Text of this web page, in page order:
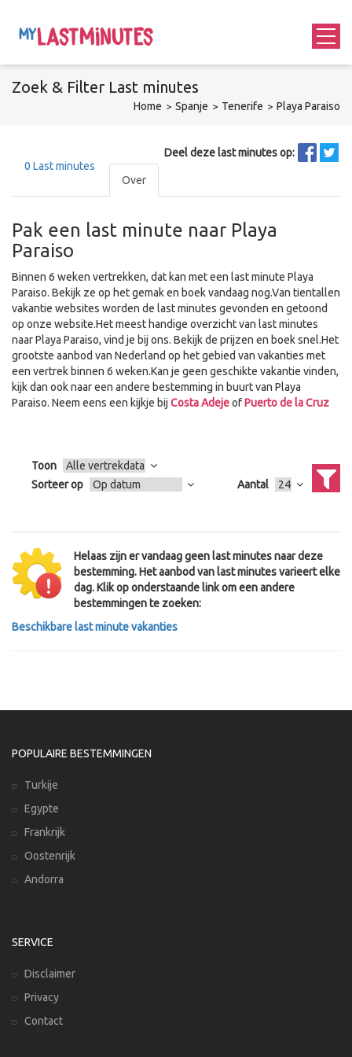
Zoek & Filter Last minutes
Home Spanje Tenerife Playa Paraiso
Deel deze last minutes op:
0 Last minutes
Over
Pak een last minute naar Playa
Paraiso
Binnen 6 weken vertrekken, dat kan met een last minute Playa
Paraiso. Bekijk ze op het gemak en boek vandaag nog.Van tientallen
vakantie websites worden de last minutes gevonden en getoond
op onze website.Het meest handige overzicht van last minutes
naar Playa Paraiso, vind je bij ons. Bekijk de prijzen en boek snel.Het
grootste aanbod van Nederland op het gebied van vakanties met
een vertrek binnen 6 weken.Kan je geen geschikte vakantie vinden,
kijk dan ook naar een andere bestemming in buurt van Playa
Paraiso. Neem eens een kijkje bij Costa AdejeofPuerto de la Cruz
Toon
Sorteer op
Aantal
Helaas zijn er vandaag geen last minutes naar deze
bestemming. Het aanbod van last minutes varieert elke
dag. Klik op onderstaande link om een andere
bestemmingen te zoeken:
Beschikbare last minute vakanties
POPULAIRE BESTEMMINGEN
Turkije
Egypte
Frankrijk
Oostenrijk
Andorra
SERVICE
Disclaimer
Privacy
Contact